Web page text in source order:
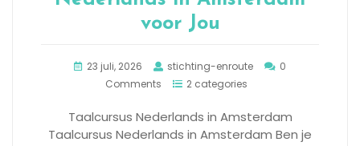
voor Jou
23 juli, 2026 stichting-enroute
0
Comments
2 categories
Taalcursus Nederlands in Amsterdam
Taalcursus Nederlands in Amsterdam Ben je